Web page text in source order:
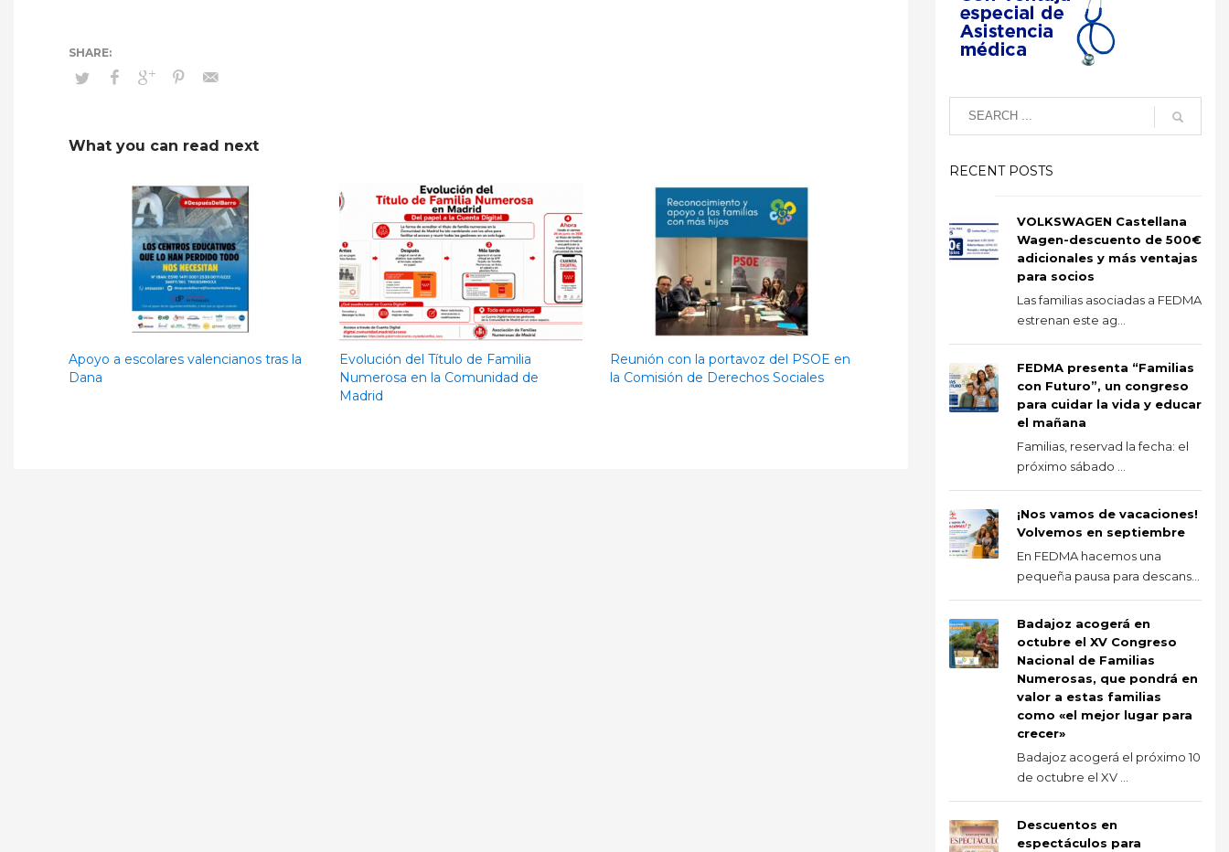
What you can read next
Apoyo a escolares valencianos tras la
Dana
Evolución del Título de Familia
Numerosa en la Comunidad de
Madrid
Reunión con la portavoz del PSOE en
la Comisión de Derechos Sociales
RECENT POSTS
VOLKSWAGEN Castellana
Wagen-descuento de 500€
adicionales y más ventajas
para socios
Las familias asociadas a FEDMA
estrenan este ag...
FEDMA presenta “Familias
con Futuro”, un congreso
para cuidar la vida y educar
el mañana
Familias, reservad la fecha: el
próximo sábado ...
¡Nos vamos de vacaciones!
Volvemos en septiembre
En FEDMA hacemos una
pequeña pausa para descans...
Badajoz acogerá en
octubre el XV Congreso
Nacional de Familias
Numerosas, que pondrá en
valor a estas familias
como «el mejor lugar para
crecer»
Badajoz acogerá el próximo 10
de octubre el XV ...
Descuentos en
espectáculos para